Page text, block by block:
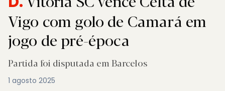
Vigo com golo de Camará em
jogo de pré-época
Partida foi disputada em Barcelos
1 agosto 2025